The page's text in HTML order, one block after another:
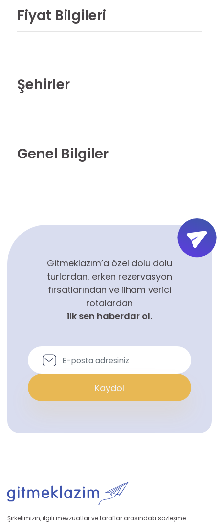
Fiyat Bilgileri
Şehirler
Genel Bilgiler
Gitmeklazım’a özel dolu dolu
turlardan, erken rezervasyon
fırsatlarından ve ilham verici
rotalardan
ilk sen haberdar ol.
Kaydol
Şirketimizin, ilgili mevzuatlar ve taraflar arasındaki sözleşme